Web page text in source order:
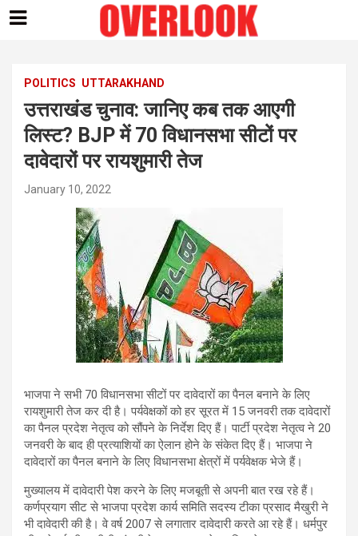
contentPOLITICS UTTARAKHAND
उत्तराखंड चुनाव: जानिए कब तक आएगी
लिस्ट? BJP में 70 विधानसभा सीटों पर
दावेदारों पर रायशुमारी तेज
January 10, 2022
भाजपा ने सभी 70 विधानसभा सीटों पर दावेदारों का पैनल बनाने के लिए
रायशुमारी तेज कर दी है। पर्यवेक्षकों को हर सूरत में 15 जनवरी तक दावेदारों
का पैनल प्रदेश नेतृत्व को सौंपने के निर्देश दिए हैं। पार्टी प्रदेश नेतृत्व ने 20
जनवरी के बाद ही प्रत्याशियों का ऐलान होने के संकेत दिए हैं। भाजपा ने
दावेदारों का पैनल बनाने के लिए विधानसभा क्षेत्रों में पर्यवेक्षक भेजे हैं।
मुख्यालय में दावेदारी पेश करने के लिए मजबूती से अपनी बात रख रहे हैं।
कर्णप्रयाग सीट से भाजपा प्रदेश कार्य समिति सदस्य टीका प्रसाद मैखुरी ने
भी दावेदारी की है। वे वर्ष 2007 से लगातार दावेदारी करते आ रहे हैं। धर्मपुर